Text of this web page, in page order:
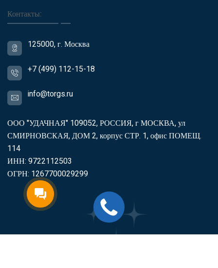
Контакты:
125000, г. Москва
+7 (499) 112-15-18
info@torgs.ru
ООО "УДАЧНАЯ" 109052, РОССИЯ, г МОСКВА, ул
СМИРНОВСКАЯ, ДОМ 2, корпус СТР. 1, офис ПОМЕЩ.
114
ИНН: 9722112503
ОГРН: 1267700029299